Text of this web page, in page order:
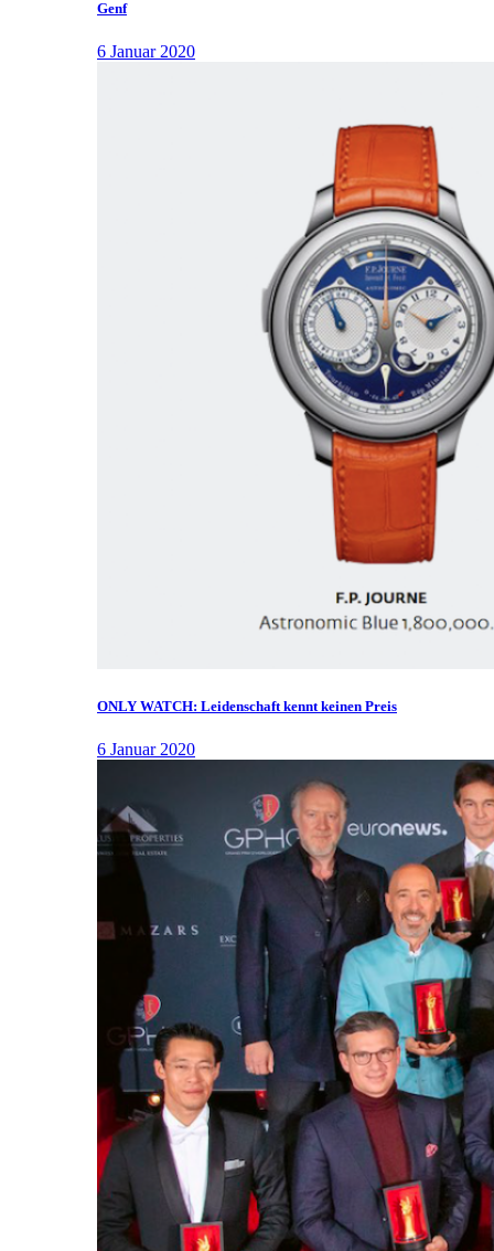
Genf
6 Januar 2020
ONLY WATCH: Leidenschaft kennt keinen Preis
6 Januar 2020